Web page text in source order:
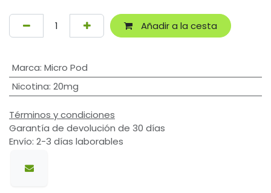
Añadir a la cesta
Marca: Micro Pod
Nicotina: 20mg
Términos y condiciones
Garantía de devolución de 30 días
Envío: 2-3 días laborables